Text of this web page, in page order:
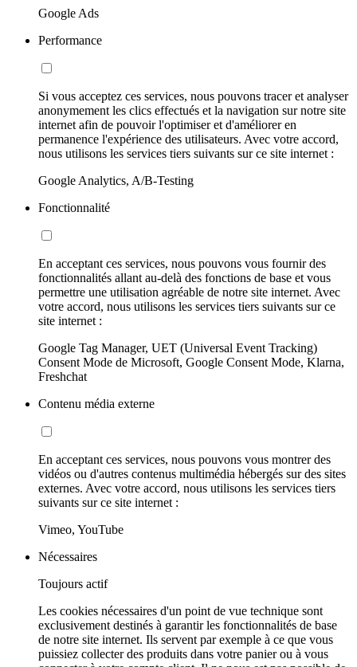
Google Ads
Performance
Si vous acceptez ces services, nous pouvons tracer et analyser
anonymement les clics effectués et la navigation sur notre site
internet afin de pouvoir l'optimiser et d'améliorer en
permanence l'expérience des utilisateurs. Avec votre accord,
nous utilisons les services tiers suivants sur ce site internet :
Google Analytics, A/B-Testing
Fonctionnalité
En acceptant ces services, nous pouvons vous fournir des
fonctionnalités allant au-delà des fonctions de base et vous
permettre une utilisation agréable de notre site internet. Avec
votre accord, nous utilisons les services tiers suivants sur ce
site internet :
Google Tag Manager, UET (Universal Event Tracking)
Consent Mode de Microsoft, Google Consent Mode, Klarna,
Freshchat
Contenu média externe
En acceptant ces services, nous pouvons vous montrer des
vidéos ou d'autres contenus multimédia hébergés sur des sites
externes. Avec votre accord, nous utilisons les services tiers
suivants sur ce site internet :
Vimeo, YouTube
Nécessaires
Toujours actif
Les cookies nécessaires d'un point de vue technique sont
exclusivement destinés à garantir les fonctionnalités de base
de notre site internet. Ils servent par exemple à ce que vous
puissiez collecter des produits dans votre panier ou à vous